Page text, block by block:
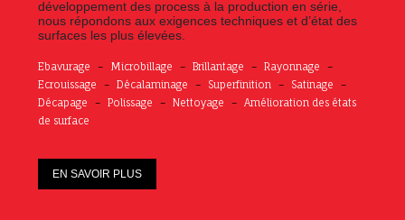
développement des process à la production en série,
nous répondons aux exigences techniques et d’état des
surfaces les plus élevées.
Ebavurage – Microbillage – Brillantage – Rayonnage
–
Ecrouissage
– Décalaminage – Superfinition – Satinage
–
Décapage
– Polissage – Nettoyage – Amélioration des états
de surface
EN SAVOIR PLUS